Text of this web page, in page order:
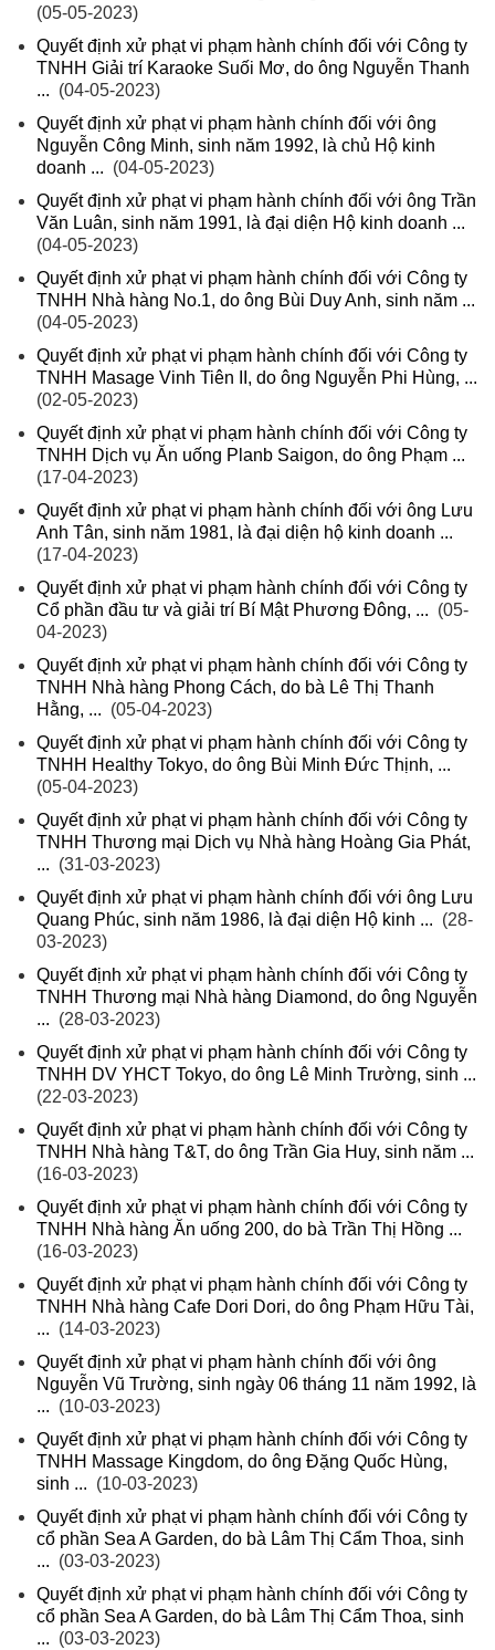
(05-05-2023)
Quyết định xử phạt vi phạm hành chính đối với Công ty
TNHH Giải trí Karaoke Suối Mơ, do ông Nguyễn Thanh
... (04-05-2023)
Quyết định xử phạt vi phạm hành chính đối với ông
Nguyễn Công Minh, sinh năm 1992, là chủ Hộ kinh
doanh ... (04-05-2023)
Quyết định xử phạt vi phạm hành chính đối với ông Trần
Văn Luân, sinh năm 1991, là đại diện Hộ kinh doanh ...
(04-05-2023)
Quyết định xử phạt vi phạm hành chính đối với Công ty
TNHH Nhà hàng No.1, do ông Bùi Duy Anh, sinh năm ...
(04-05-2023)
Quyết định xử phạt vi phạm hành chính đối với Công ty
TNHH Masage Vinh Tiên II, do ông Nguyễn Phi Hùng, ...
(02-05-2023)
Quyết định xử phạt vi phạm hành chính đối với Công ty
TNHH Dịch vụ Ăn uống Planb Saigon, do ông Phạm ...
(17-04-2023)
Quyết định xử phạt vi phạm hành chính đối với ông Lưu
Anh Tân, sinh năm 1981, là đại diện hộ kinh doanh ...
(17-04-2023)
Quyết định xử phạt vi phạm hành chính đối với Công ty
Cổ phần đầu tư và giải trí Bí Mật Phương Đông, ... (05-
04-2023)
Quyết định xử phạt vi phạm hành chính đối với Công ty
TNHH Nhà hàng Phong Cách, do bà Lê Thị Thanh
Hằng, ... (05-04-2023)
Quyết định xử phạt vi phạm hành chính đối với Công ty
TNHH Healthy Tokyo, do ông Bùi Minh Đức Thịnh, ...
(05-04-2023)
Quyết định xử phạt vi phạm hành chính đối với Công ty
TNHH Thương mại Dịch vụ Nhà hàng Hoàng Gia Phát,
... (31-03-2023)
Quyết định xử phạt vi phạm hành chính đối với ông Lưu
Quang Phúc, sinh năm 1986, là đại diện Hộ kinh ... (28-
03-2023)
Quyết định xử phạt vi phạm hành chính đối với Công ty
TNHH Thương mại Nhà hàng Diamond, do ông Nguyễn
... (28-03-2023)
Quyết định xử phạt vi phạm hành chính đối với Công ty
TNHH DV YHCT Tokyo, do ông Lê Minh Trường, sinh ...
(22-03-2023)
Quyết định xử phạt vi phạm hành chính đối với Công ty
TNHH Nhà hàng T&T, do ông Trần Gia Huy, sinh năm ...
(16-03-2023)
Quyết định xử phạt vi phạm hành chính đối với Công ty
TNHH Nhà hàng Ăn uống 200, do bà Trần Thị Hồng ...
(16-03-2023)
Quyết định xử phạt vi phạm hành chính đối với Công ty
TNHH Nhà hàng Cafe Dori Dori, do ông Phạm Hữu Tài,
... (14-03-2023)
Quyết định xử phạt vi phạm hành chính đối với ông
Nguyễn Vũ Trường, sinh ngày 06 tháng 11 năm 1992, là
... (10-03-2023)
Quyết định xử phạt vi phạm hành chính đối với Công ty
TNHH Massage Kingdom, do ông Đặng Quốc Hùng,
sinh ... (10-03-2023)
Quyết định xử phạt vi phạm hành chính đối với Công ty
cổ phần Sea A Garden, do bà Lâm Thị Cẩm Thoa, sinh
... (03-03-2023)
Quyết định xử phạt vi phạm hành chính đối với Công ty
cổ phần Sea A Garden, do bà Lâm Thị Cẩm Thoa, sinh
... (03-03-2023)